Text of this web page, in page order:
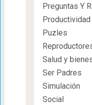
Preguntas Y
Productividad
Puzles
Salud y
Ser Padres
Simulación
Social